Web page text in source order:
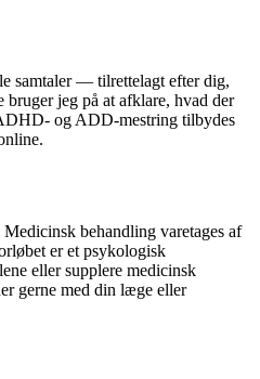
samtaler — tilrettelagt efter dig,
bruger jeg på at afklare, hvad der
og ADD-mestring tilbydes
behandling varetages af
er et psykologisk
eller supplere medicinsk
gerne med din læge eller